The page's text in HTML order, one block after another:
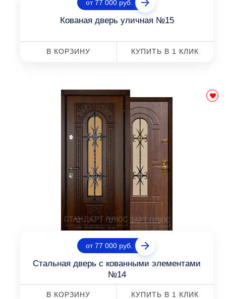
от 77 000 руб.
Кованая дверь уличная №15
В КОРЗИНУ КУПИТЬ В 1 КЛИК
от 77 000 руб.
Стальная дверь с кованными элементами
№14
В КОРЗИНУ КУПИТЬ В 1 КЛИК